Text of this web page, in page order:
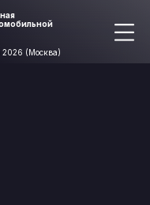
2026 (Москва)